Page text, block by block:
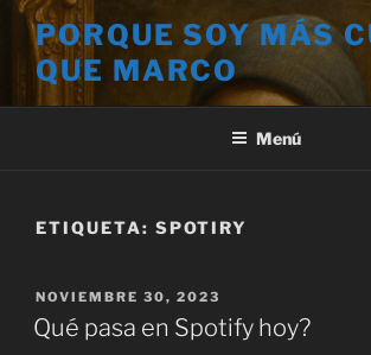
Saltar
contenido
PORQUE SOY MÁS
QUE MARCO
Menú
ETIQUETA: SPOTIRY
PUBLICADO
EL
NOVIEMBRE 30, 2023
Qué pasa en Spotify hoy?